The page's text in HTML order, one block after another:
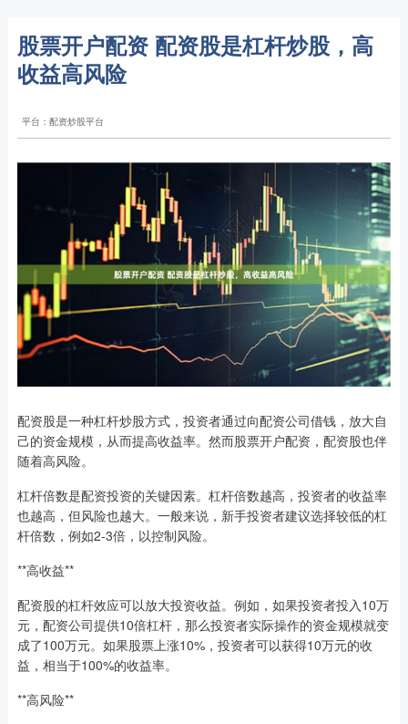
股票开户配资 配资股是杠杆炒股，高
收益高风险
平台：配资炒股平台
配资股是一种杠杆炒股方式，投资者通过向配资公司借钱，放大自
己的资金规模，从而提高收益率。然而股票开户配资，配资股也伴
随着高风险。
杠杆倍数是配资投资的关键因素。杠杆倍数越高，投资者的收益率
也越高，但风险也越大。一般来说，新手投资者建议选择较低的杠
杆倍数，例如2-3倍，以控制风险。
**高收益**
配资股的杠杆效应可以放大投资收益。例如，如果投资者投入10万
元，配资公司提供10倍杠杆，那么投资者实际操作的资金规模就变
成了100万元。如果股票上涨10%，投资者可以获得10万元的收
益，相当于100%的收益率。
**高风险**